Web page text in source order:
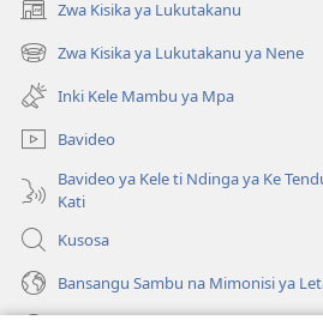
Zwa Kisika ya Lukutakanu
(ke
kangula
lutiti
ya
mpa)
Zwa Kisika ya Lukutakanu ya Nene
(ke
kangula
lutiti
ya
mpa)
Inki Kele Mambu ya Mpa
Bavideo
Bavideo ya Kele ti Ndinga ya Ke
Kati
Kusosa
Bansangu Sambu na Mimonisi ya